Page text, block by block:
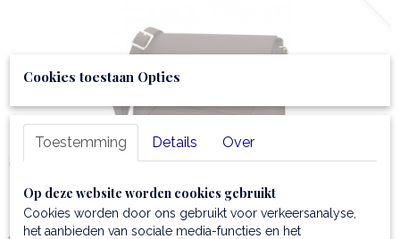
Schoudertas voor dames
€ 108,99
Cookies toestaan Opties
Toestemming Details Over
Op deze website worden cookies gebruikt
Cookies worden door ons gebruikt voor verkeersanalyse,
het aanbieden van sociale media-functies en het